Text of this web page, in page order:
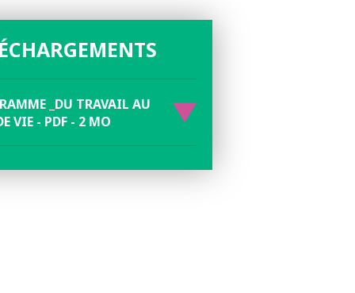
_DU TRAVAIL AU
VIE - PDF - 2 MO